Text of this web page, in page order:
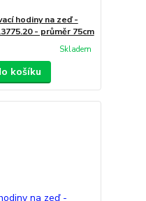
hodiny na zeď -
- průměr 75cm
Skladem
košíku